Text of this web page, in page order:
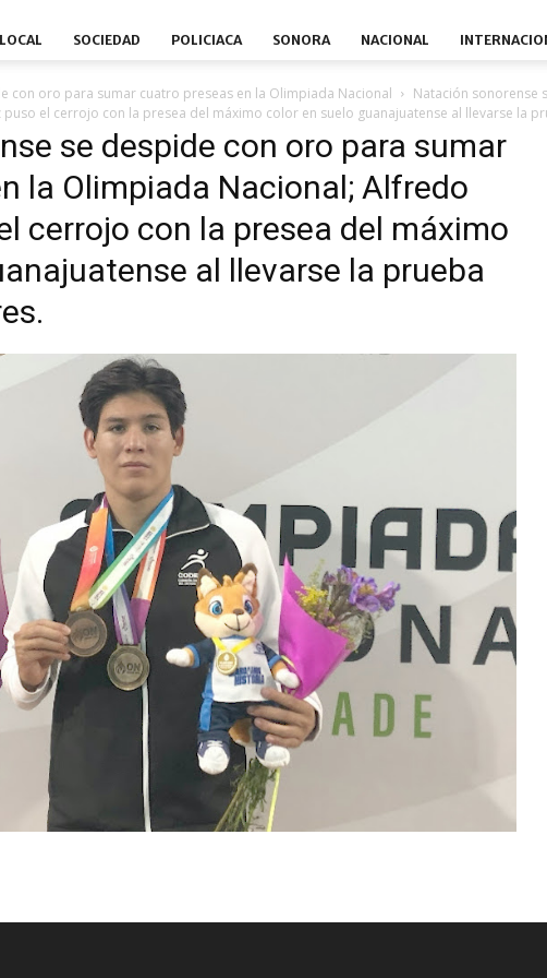
LOCAL SOCIEDAD POLICIACA SONORA NACIONAL
con oro para sumar cuatro preseas en la Olimpiada Nacional
Natación sonorense
el cerrojo con la presea del máximo color en suelo guanajuatense al llevarse la
se despide con oro para sumar
la Olimpiada Nacional; Alfredo
cerrojo con la presea del máximo
al llevarse la prueba